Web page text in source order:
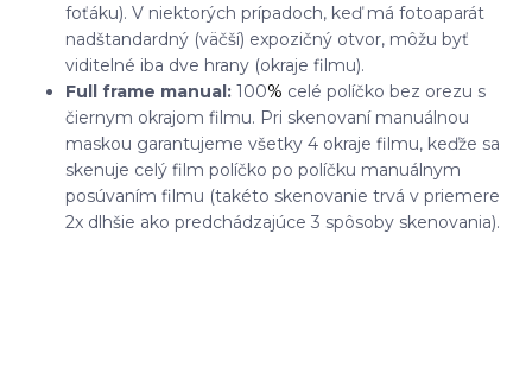
foťáku). V niektorých prípadoch, keď má fotoaparát
nadštandardný (väčší) expozičný otvor, môžu byť
viditelné iba dve hrany (okraje filmu).
Full frame manual: 100% celé políčko bez orezu s
čiernym okrajom filmu. Pri skenovaní manuálnou
maskou garantujeme všetky 4 okraje filmu, keďže sa
skenuje celý film políčko po políčku manuálnym
posúvaním filmu (takéto skenovanie trvá v priemere
2x dlhšie ako predchádzajúce 3 spôsoby skenovania).